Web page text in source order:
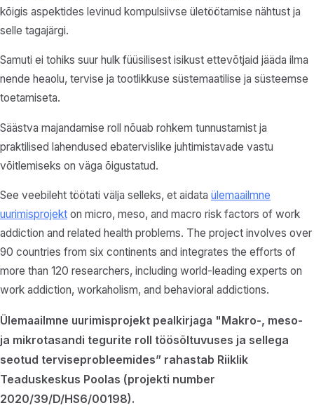
kõigis aspektides levinud kompulsiivse ületöötamise nähtust ja
selle tagajärgi.
Samuti ei tohiks suur hulk füüsilisest isikust ettevõtjaid jääda ilma
nende heaolu, tervise ja tootlikkuse süstemaatilise ja süsteemse
toetamiseta.
Säästva majandamise roll nõuab rohkem tunnustamist ja
praktilised lahendused ebatervislike juhtimistavade vastu
võitlemiseks on väga õigustatud.
See veebileht töötati välja selleks, et aidata ülemaailmne
uurimisprojekt on micro, meso, and macro risk factors of work
addiction and related health problems. The project involves over
90 countries from six continents and integrates the efforts of
more than 120 researchers, including world-leading experts on
work addiction, workaholism, and behavioral addictions.
Ülemaailmne uurimisprojekt pealkirjaga "Makro-, meso-
ja mikrotasandi tegurite roll töösõltuvuses ja sellega
seotud terviseprobleemides” rahastab Riiklik
Teaduskeskus Poolas (projekti number
2020/39/D/HS6/00198).